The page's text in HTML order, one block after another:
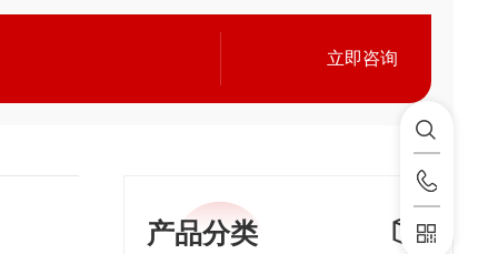
立即咨询
产品分类